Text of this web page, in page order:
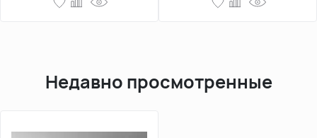
Недавно просмотренные